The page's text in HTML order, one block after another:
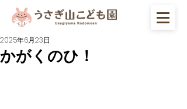
かがくのひ！
2025年6月23日